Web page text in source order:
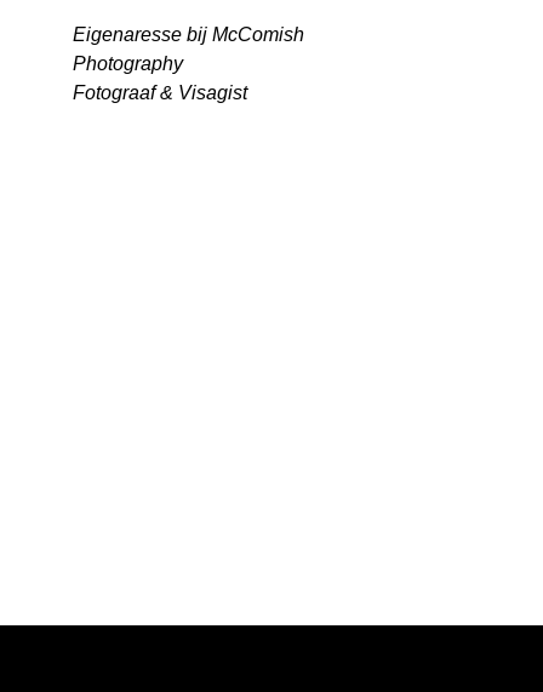
Eigenaresse bij McComish
Photography
Fotograaf & Visagist